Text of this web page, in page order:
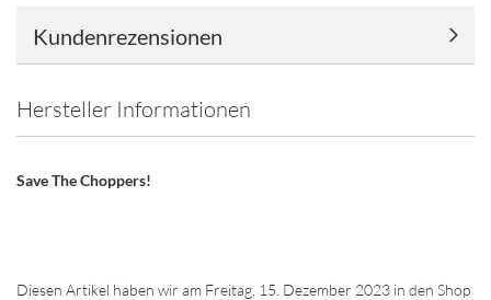
Kundenrezensionen
Hersteller Informationen
Save The Choppers!
Diesen Artikel haben wir am Freitag, 15. Dezember 2023 in den Shop